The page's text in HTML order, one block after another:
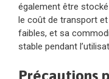
également être
le coût de transport
faibles, et sa
stable pendant
Précautions